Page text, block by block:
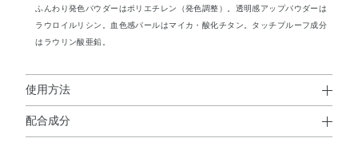
ふんわり発色パウダーはポリエチレン（発色調整）。透明感アップパウダーは
ラウロイルリシン。血色感パールはマイカ・酸化チタン。タッチプルーフ成分
はラウリン酸亜鉛。
使用方法
使用方法
配合成分